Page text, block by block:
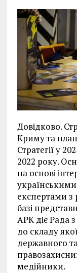
Довідково.
Криму та план
Стратегії у
2022 року.
на основі
експертами з
базі
АРК діє Рада
до складу
державного
медійники.